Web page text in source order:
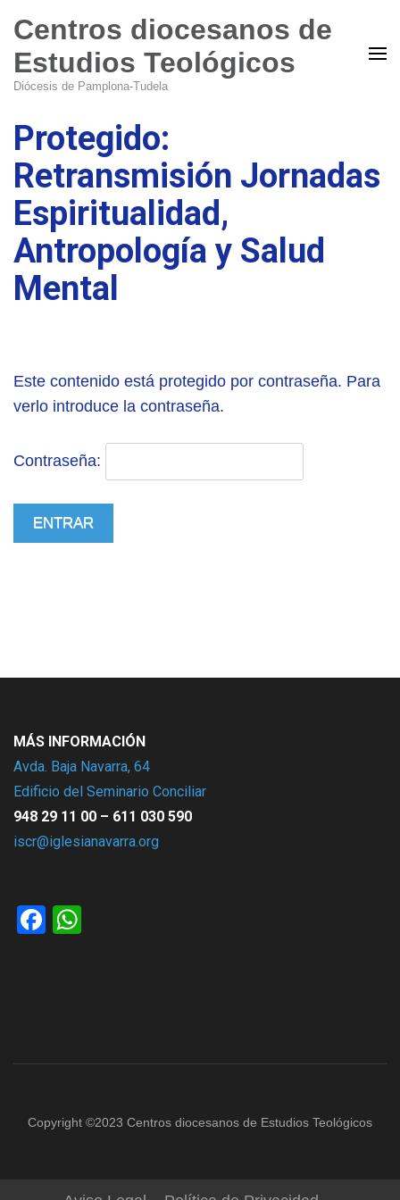
Centros diocesanos de
Estudios Teológicos
Diócesis de Pamplona-Tudela
Protegido:
Retransmisión Jornadas
Espiritualidad,
Antropología y Salud
Mental
Este contenido está protegido por contraseña. Para
verlo introduce la contraseña.
Contraseña:
MÁS INFORMACIÓN
Avda. Baja Navarra, 64
Edificio del Seminario Conciliar
948 29 11 00 – 611 030 590
iscr@iglesianavarra.org
Facebook
Copyright ©2023 Centros diocesanos de Estudios Teológicos